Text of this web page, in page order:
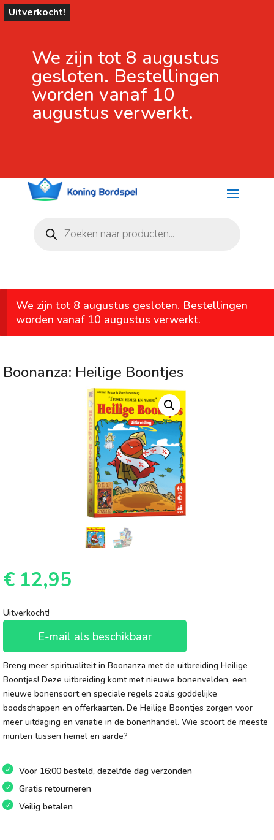
We zijn tot 8 augustus
gesloten. Bestellingen
worden vanaf 10
augustus verwerkt.
zoeken
We zijn tot 8 augustus gesloten. Bestellingen
worden vanaf 10 augustus verwerkt.
Uitverkocht!
Boonanza: Heilige Boontjes
€ 12,95
Uitverkocht!
E-mail als beschikbaar
Breng meer spiritualiteit in Boonanza met de uitbreiding Heilige
Boontjes! Deze uitbreiding komt met nieuwe bonenvelden, een
nieuwe bonensoort en speciale regels zoals goddelijke
boodschappen en offerkaarten. De Heilige Boontjes zorgen voor
meer uitdaging en variatie in de bonenhandel. Wie scoort de meeste
munten tussen hemel en aarde?
Voor 16:00 besteld, dezelfde dag verzonden
Gratis retourneren
Veilig betalen